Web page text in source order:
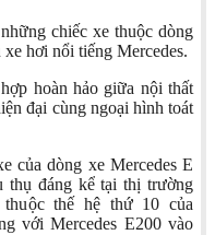
chiếc xe thuộc dòng
hơi nổi tiếng Mercedes.
hoàn hảo giữa nội thất
đại cùng ngoại hình toát
của dòng xe Mercedes E
thụ đáng kể tại thị trường
thế hệ thứ 10 của
với Mercedes E200 vào